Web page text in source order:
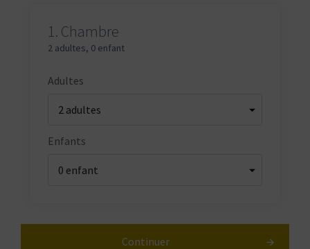
1. Chambre
2 adultes, 0 enfant
Adultes
Enfants
Continuer